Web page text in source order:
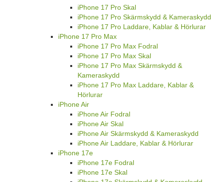
iPhone 17 Pro Skal
iPhone 17 Pro Skärmskydd & Kameraskydd
iPhone 17 Pro Laddare, Kablar & Hörlurar
iPhone 17 Pro Max
iPhone 17 Pro Max Fodral
iPhone 17 Pro Max Skal
iPhone 17 Pro Max Skärmskydd &
Kameraskydd
iPhone 17 Pro Max Laddare, Kablar &
Hörlurar
iPhone Air
iPhone Air Fodral
iPhone Air Skal
iPhone Air Skärmskydd & Kameraskydd
iPhone Air Laddare, Kablar & Hörlurar
iPhone 17e
iPhone 17e Fodral
iPhone 17e Skal